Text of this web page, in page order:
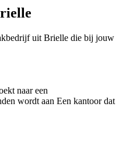
uit Brielle die bij jouw
naar een
wordt aan Een kantoor dat